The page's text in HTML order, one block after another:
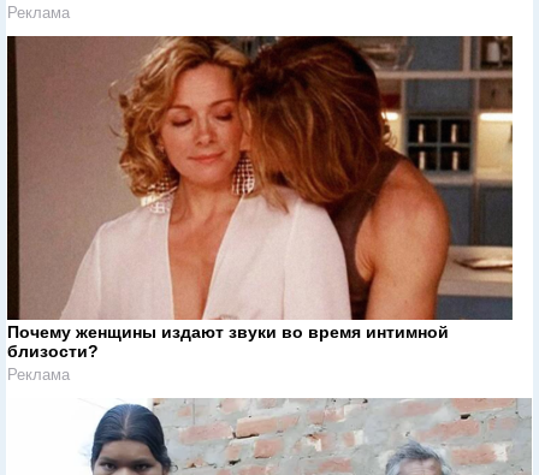
Реклама
Почему женщины издают звуки во время интимной
близости?
Реклама